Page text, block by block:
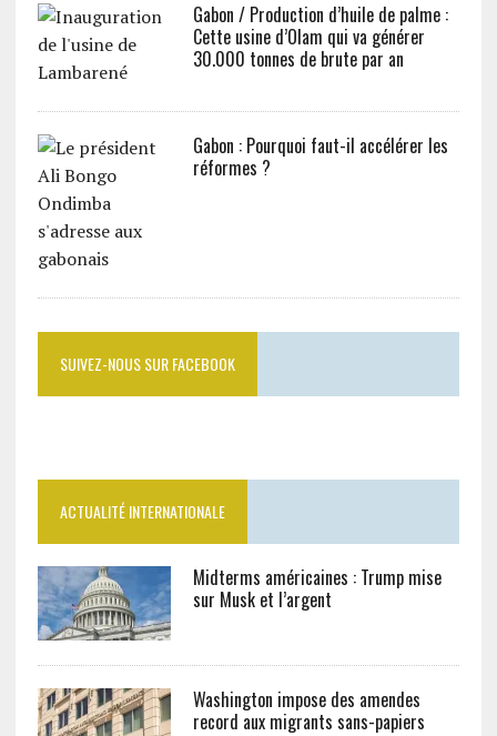
Gabon / Production d’huile de palme :
Cette usine d’Olam qui va générer
30.000 tonnes de brute par an
Gabon : Pourquoi faut-il accélérer les
réformes ?
SUIVEZ-NOUS SUR FACEBOOK
ACTUALITÉ INTERNATIONALE
Midterms américaines : Trump mise
sur Musk et l’argent
Washington impose des amendes
record aux migrants sans-papiers